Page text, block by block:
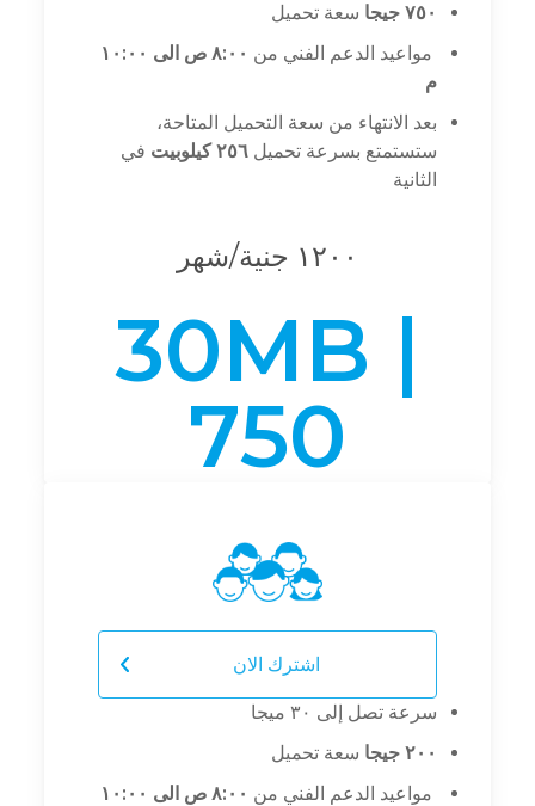
30MB |
750
١٢٠٠ جنية/شهر
٧٥٠ جيجا
سعة تحميل
مواعيد الدعم الفني من
٨:٠٠ ص الى ١٠:٠٠
م
بعد الانتهاء من سعة التحميل المتاحة،
ستستمتع بسرعة تحميل ٢٥٦ كيلوبيت
في
الثانية
Your mobile no.
Your landline no.
سرعة تصل إلى ٣٠ ميجا
٢٠٠ جيجا
سعة تحميل
مواعيد الدعم الفني من
٨:٠٠ ص الى ١٠:٠٠
اشترك الان
Your mobile no.